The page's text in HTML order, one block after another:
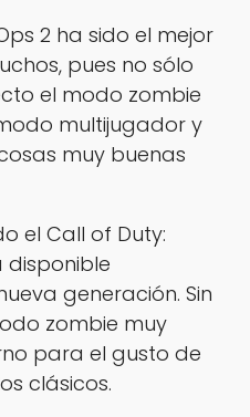
2 ha sido el mejor
pues no sólo
el modo zombie
multijugador y
muy buenas
el Call of Duty:
disponible
generación. Sin
zombie muy
para el gusto de
clásicos.